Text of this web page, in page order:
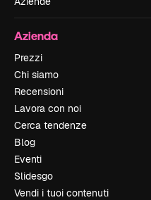
Azienda
Prezzi
Chi siamo
Recensioni
Lavora con noi
Cerca tendenze
Blog
Eventi
Slidesgo
Vendi i tuoi contenuti